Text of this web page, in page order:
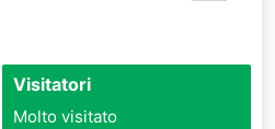
Visitatori
Molto visitato